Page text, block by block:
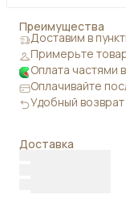
Преимущества
Доставим в
Примерьте
Оплата частями
Оплачивайте
Удобный возврат
Доставка